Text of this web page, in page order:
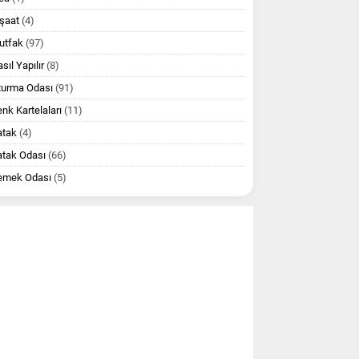
(4)
(97)
Yapılır(8)
Odası(91)
Kartelaları (11)
(4)
Odası (66)
Odası (5)